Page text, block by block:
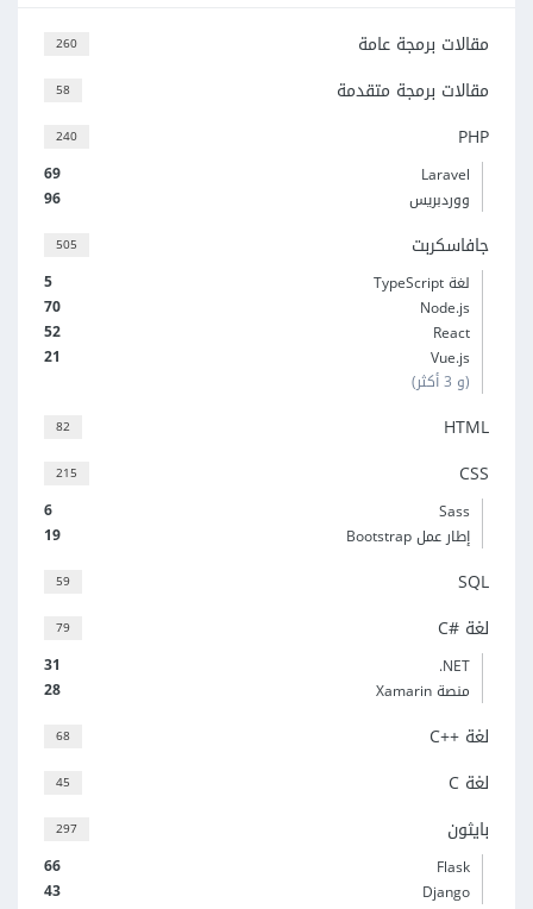
260 مقالات برمجة عامة
58 مقالات برمجة متقدمة
240 PHP
69
Laravel
96
ووردبريس
505 جافاسكربت
5
لغة TypeScript
70
Node.js
52
React
21
Vue.js
(و 3 أكثر)
82 HTML
215 CSS
6
Sass
19
إطار عمل Bootstrap
59 SQL
79 لغة C#‎
31
‎.NET
28
منصة Xamarin
68 لغة C++‎
45 لغة C
297 بايثون
66
Flask
43
Django